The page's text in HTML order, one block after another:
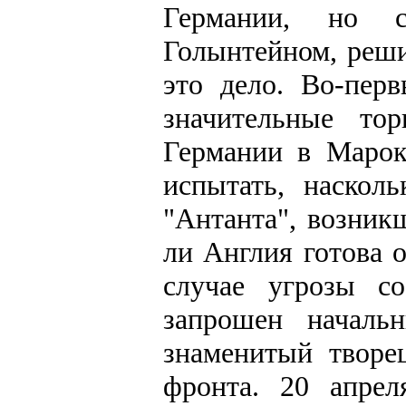
Германии, но
Голынтейном,
это дело. Во-
значительные
Германии в
испытать,
"Антанта",
ли Англия готова
случае угрозы
запрошен
знаменитый
фронта. 20